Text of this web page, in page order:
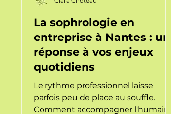
La sophrologie en
entreprise à Nantes : une
réponse à vos enjeux
quotidiens
Le rythme professionnel laisse
parfois peu de place au souffle.
Comment accompagner l'humain